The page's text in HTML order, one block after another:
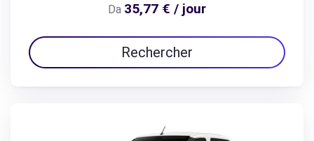
Da 35,77 € / jour
Rechercher